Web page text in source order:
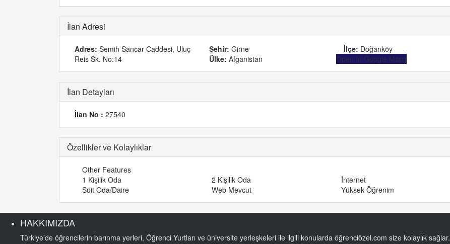
İlan Adresi
Adres: Semih Sancar Caddesi, Uluç
Reis Sk. No:14
Şehir: Girne İlçe: Doğanköy
Ülke: Afganistan Open In Google Maps
İlan Detayları
İlan No : 27540
Özellikler ve Kolaylıklar
Other Features
1 Kişilik Oda
2 Kişilik Oda
İnternet
Süit Oda/Daire
Web Mevcut Yüksek Öğrenim
HAKKIMIZDA
Türkiye’de öğrencilerin barınma yerleri, Öğrenci Yurtları ve üniversite yerleşkeleri ile ilgili konularda öğrenciözel.com size kolaylık sağlar.